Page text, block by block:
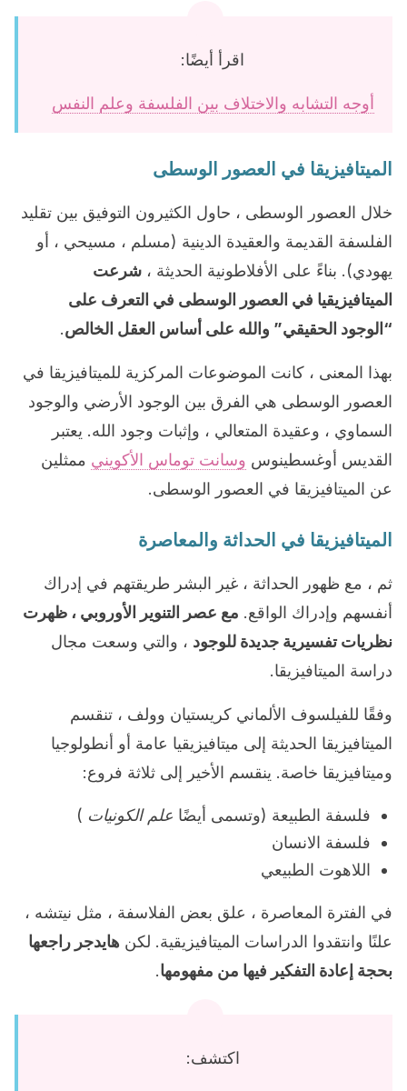
اقرأ أيضًا:
أوجه التشابه والاختلاف بين الفلسفة وعلم النفس
الميتافيزيقا في العصور الوسطى
خلال العصور الوسطى ، حاول الكثيرون التوفيق بين تقليد
الفلسفة القديمة والعقيدة الدينية (مسلم ، مسيحي ، أو
يهودي). بناءً على الأفلاطونية الحديثة ، شرعت
الميتافيزيقيا في العصور الوسطى في التعرف على
“الوجود الحقيقي” والله على أساس العقل الخالص.
بهذا المعنى ، كانت الموضوعات المركزية للميتافيزيقا في
العصور الوسطى هي الفرق بين الوجود الأرضي والوجود
السماوي ، وعقيدة المتعالي ، وإثبات وجود الله. يعتبر
القديس أوغسطينوس وسانت توماس الأكويني ممثلين
عن الميتافيزيقا في العصور الوسطى.
الميتافيزيقا في الحداثة والمعاصرة
ثم ، مع ظهور الحداثة ، غير البشر طريقتهم في إدراك
أنفسهم وإدراك الواقع. مع عصر التنوير الأوروبي ، ظهرت
نظريات تفسيرية جديدة للوجود ، والتي وسعت مجال
دراسة الميتافيزيقا.
وفقًا للفيلسوف الألماني كريستيان وولف ، تنقسم
الميتافيزيقا الحديثة إلى ميتافيزيقيا عامة أو أنطولوجيا
وميتافيزيقا خاصة. ينقسم الأخير إلى ثلاثة فروع:
فلسفة الطبيعة (وتسمى أيضًا علم الكونيات )
فلسفة الانسان
اللاهوت الطبيعي
في الفترة المعاصرة ، علق بعض الفلاسفة ، مثل نيتشه ،
علنًا وانتقدوا الدراسات الميتافيزيقية. لكن هايدجر راجعها
بحجة إعادة التفكير فيها من مفهومها.
اكتشف: